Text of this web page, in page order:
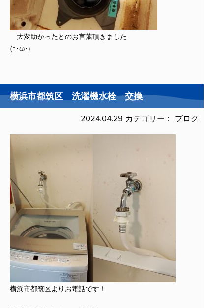
大変助かったとのお言葉頂きました
(*･ω･)
横浜市都筑区 洗濯機水栓 交換
2024.04.29 カテゴリー： ブログ
横浜市都筑区よりお電話です！